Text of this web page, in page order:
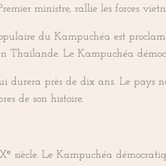
ministre, rallie les forces
du Kampuchéa est
Thaïlande. Le Kampuchéa
durera près de dix ans. Le pays
de son histoire.
siècle. Le Kampuchéa